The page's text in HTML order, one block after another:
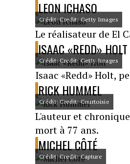
LEON ICHASO
Crédit: Credit: Getty Images
Le réalisateur de El
ISAAC «REDD» HOLT
Crédit: Credit: Getty Images
Isaac «Redd» Holt,
RICK HUMMEL
Crédit: Credit: Courtoisie
L'auteur et
mort à 77 ans.
MICHEL CÔTÉ
Crédit: Credit: Capture